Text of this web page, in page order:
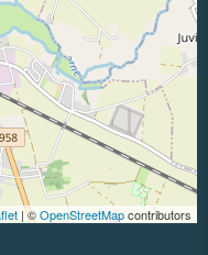
| ©OpenStreetMapcontributors